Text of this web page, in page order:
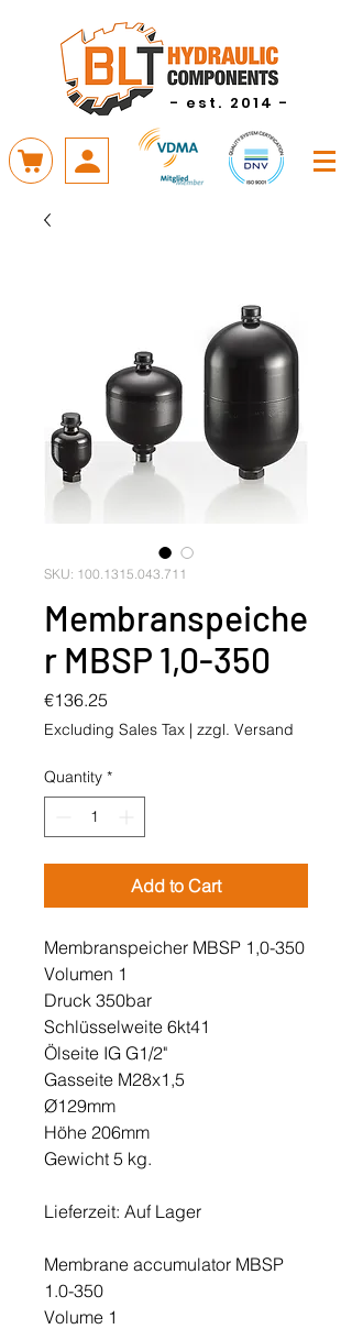
- est. 2014 -
SKU: 100.1315.043.711
Membranspeiche
r MBSP 1,0-350
€136.25
Excluding Sales Tax | zzgl. Versand
Quantity *
Add to Cart
Membranspeicher MBSP 1,0-350
Volumen 1
Druck 350bar
Schlüsselweite 6kt41
Ölseite IG G1/2"
Gasseite M28x1,5
Ø129mm
Höhe 206mm
Gewicht 5 kg.
Lieferzeit: Auf Lager
Membrane accumulator MBSP
1.0-350
Volume 1